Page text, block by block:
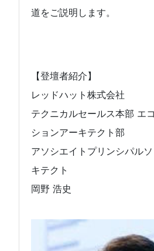
道をご説明します。
【登壇者紹介】
レッドハット株式会社
テクニカルセールス本部 エ
ションアーキテクト部
アソシエイトプリンシパル
キテクト
岡野 浩史